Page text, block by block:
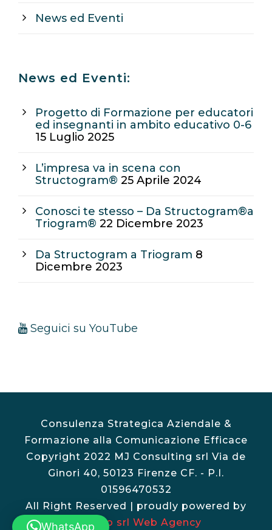
News ed Eventi
News ed Eventi:
Progetto di Formazione per educatori
ed insegnanti in ambito educativo 0-6
15 Luglio 2025
L’impresa va in scena con
Structogram® 25 Aprile 2024
Conosci te stesso – Da Structogram®a
Triogram® 22 Dicembre 2023
Da Structogram a Triogram 8
Dicembre 2023
Seguici su YouTube
Consulenza Strategica Aziendale &
Formazione alla Comunicazione Efficace
Copyright 2022 MJ Consulting srl Via de
Ginori 40, 50123 Firenze CF. - P.I.
01596470532
All Right Reserved | proudly powered by
Vulcano srl Web Agency
WhatsApp